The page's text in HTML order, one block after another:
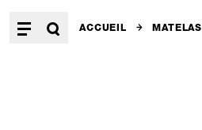
ACCUEIL MATELAS